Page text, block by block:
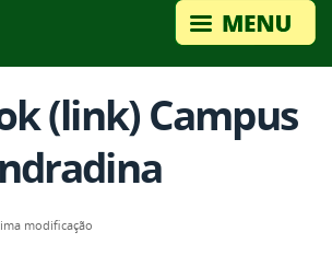
(link) Campus
modificação